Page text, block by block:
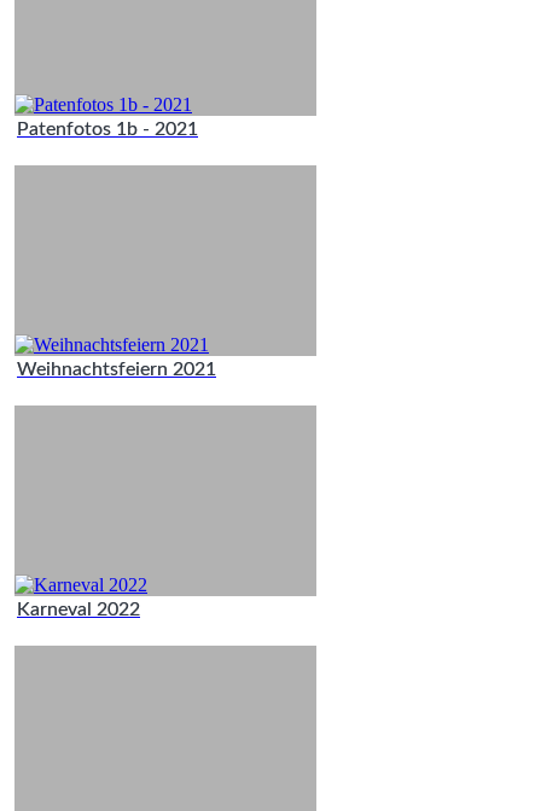
Patenfotos 1b - 2021
Weihnachtsfeiern 2021
Karneval 2022